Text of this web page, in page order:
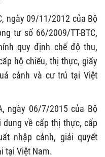
ngày 09/11/2012 của Bộ
tư số 66/2009/TT-BTC,
quy định chế độ thu,
hộ chiếu, thị thực, giấy
cảnh và cư trú tại Việt
ngày 06/7/2015 của Bộ
về cấp thị thực, cấp
nhập cảnh, giải quyết
tại Việt Nam.